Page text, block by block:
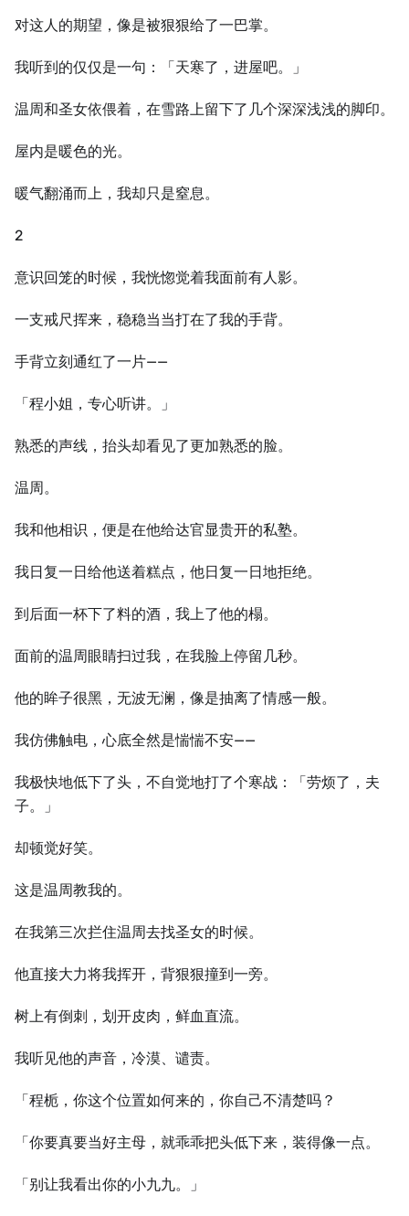
对这人的期望，像是被狠狠给了一巴掌。
我听到的仅仅是一句：「天寒了，进屋吧。」
温周和圣女依偎着，在雪路上留下了几个深深浅浅的脚印。
屋内是暖色的光。
暖气翻涌而上，我却只是窒息。
2
意识回笼的时候，我恍惚觉着我面前有人影。
一支戒尺挥来，稳稳当当打在了我的手背。
手背立刻通红了一片——
「程小姐，专心听讲。」
熟悉的声线，抬头却看见了更加熟悉的脸。
温周。
我和他相识，便是在他给达官显贵开的私塾。
我日复一日给他送着糕点，他日复一日地拒绝。
到后面一杯下了料的酒，我上了他的榻。
面前的温周眼睛扫过我，在我脸上停留几秒。
他的眸子很黑，无波无澜，像是抽离了情感一般。
我仿佛触电，心底全然是惴惴不安——
我极快地低下了头，不自觉地打了个寒战：「劳烦了，夫
子。」
却顿觉好笑。
这是温周教我的。
在我第三次拦住温周去找圣女的时候。
他直接大力将我挥开，背狠狠撞到一旁。
树上有倒刺，划开皮肉，鲜血直流。
我听见他的声音，冷漠、谴责。
「程栀，你这个位置如何来的，你自己不清楚吗？
「你要真要当好主母，就乖乖把头低下来，装得像一点。
「别让我看出你的小九九。」